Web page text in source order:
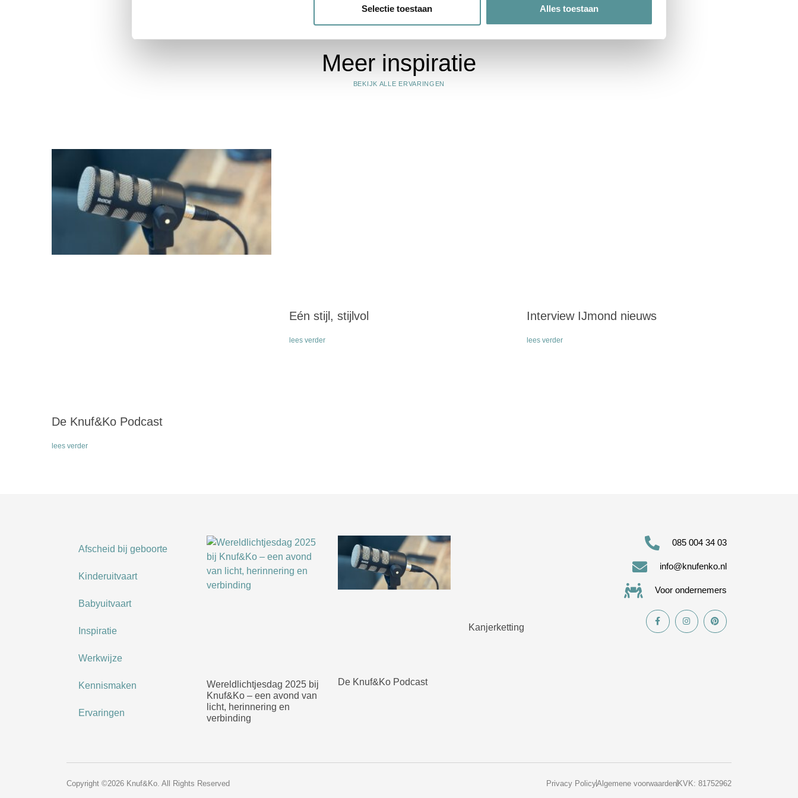
Selectie toestaan Alles toestaan
Meer inspiratie
BEKIJK ALLE ERVARINGEN
De Knuf&Ko Podcast
lees verder
Eén stijl, stijlvol
lees verder
Interview IJmond nieuws
lees verder
Afscheid bij geboorte
Kinderuitvaart
Babyuitvaart
Inspiratie
Werkwijze
Kennismaken
Ervaringen
Wereldlichtjesdag 2025 bij
Knuf&Ko – een avond van
licht, herinnering en
verbinding
De Knuf&Ko Podcast
Kanjerketting
085 004 34 03
info@knufenko.nl
Voor ondernemers
Copyright ©2026 Knuf&Ko. All Rights Reserved Privacy PolicyAlgemene voorwaardenKVK: 81752962